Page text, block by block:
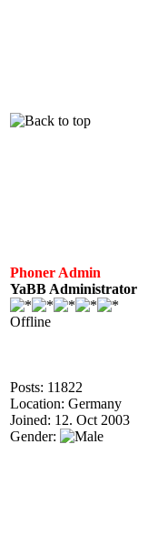
Phoner Admin
YaBB Administrator
Offline
Posts: 11822
Location: Germany
Joined: 12. Oct 2003
Gender: